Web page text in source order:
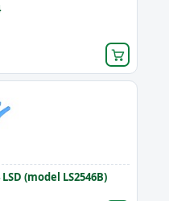
(model LS2546B)